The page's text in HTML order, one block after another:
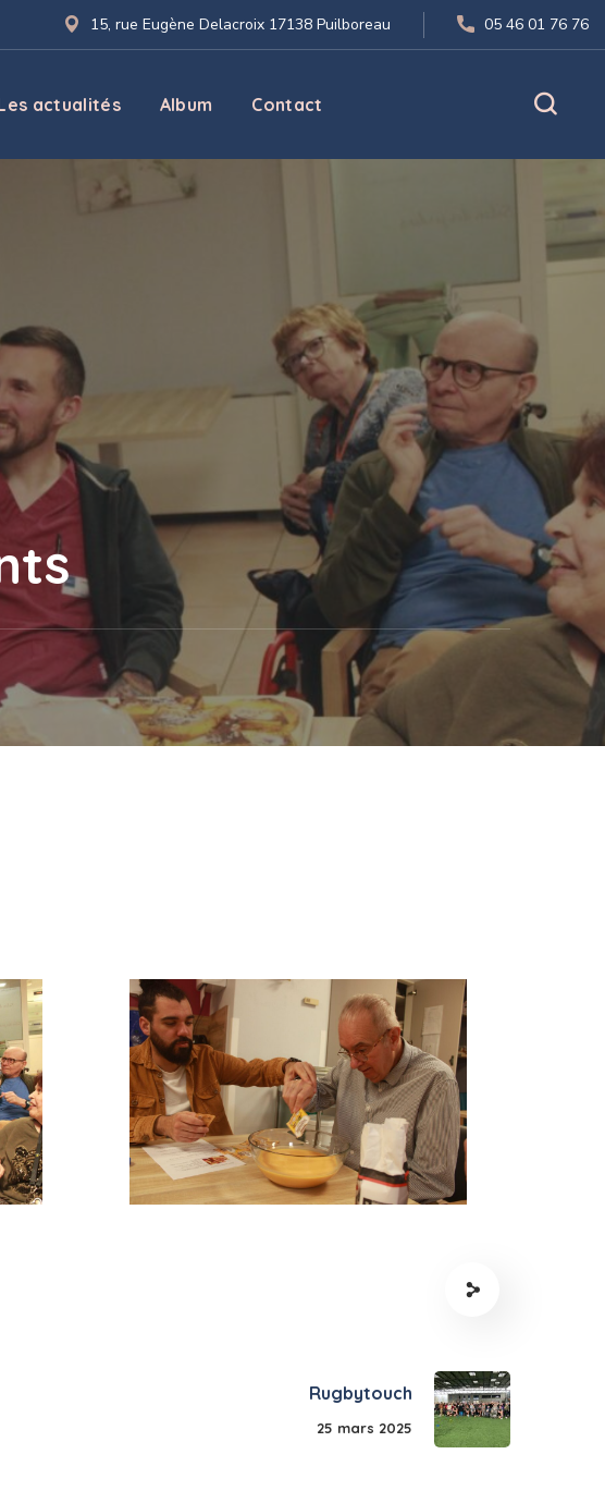
15, rue Eugène Delacroix 17138 Puilboreau 05 46 01 76 76
actualités Album Contact
Rugbytouch
25 mars 2025